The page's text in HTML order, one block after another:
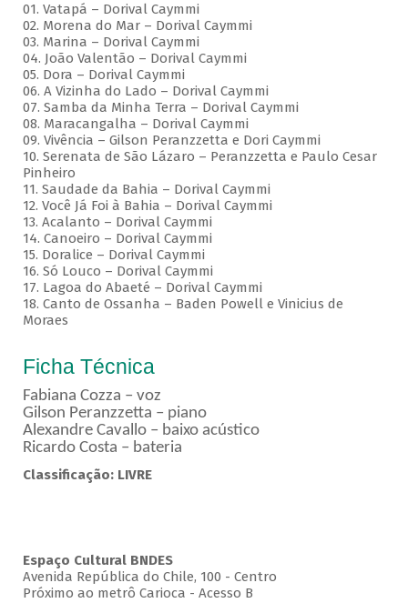
01. Vatapá – Dorival Caymmi
02. Morena do Mar – Dorival Caymmi
03. Marina – Dorival Caymmi
04. João Valentão – Dorival Caymmi
05. Dora – Dorival Caymmi
06. A Vizinha do Lado – Dorival Caymmi
07. Samba da Minha Terra – Dorival Caymmi
08. Maracangalha – Dorival Caymmi
09. Vivência – Gilson Peranzzetta e Dori Caymmi
10. Serenata de São Lázaro – Peranzzetta e Paulo Cesar
Pinheiro
11. Saudade da Bahia – Dorival Caymmi
12. Você Já Foi à Bahia – Dorival Caymmi
13. Acalanto – Dorival Caymmi
14. Canoeiro – Dorival Caymmi
15. Doralice – Dorival Caymmi
16. Só Louco – Dorival Caymmi
17. Lagoa do Abaeté – Dorival Caymmi
18. Canto de Ossanha – Baden Powell e Vinicius de
Moraes
Ficha Técnica
Fabiana Cozza – voz
Gilson Peranzzetta – piano
Alexandre Cavallo – baixo acústico
Ricardo Costa – bateria
Classificação: LIVRE
Espaço Cultural BNDES
Avenida República do Chile, 100 - Centro
Próximo ao metrô Carioca - Acesso B